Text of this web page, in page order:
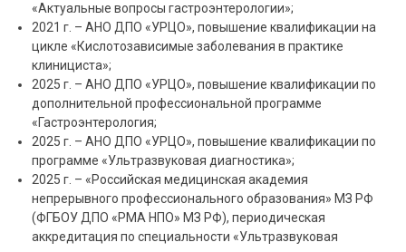
«Актуальные вопросы гастроэнтерологии»;
2021 г. – АНО ДПО «УРЦО», повышение квалификации на
цикле «Кислотозависимые заболевания в практике
клинициста»;
2025 г. – АНО ДПО «УРЦО», повышение квалификации по
дополнительной профессиональной программе
«Гастроэнтерология;
2025 г. – АНО ДПО «УРЦО», повышение квалификации по
программе «Ультразвуковая диагностика»;
2025 г. – «Российская медицинская академия
непрерывного профессионального образования» МЗ РФ
(ФГБОУ ДПО «РМА НПО» МЗ РФ), периодическая
аккредитация по специальности «Ультразвуковая